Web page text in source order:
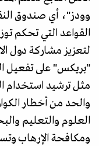
وودز"، أي صندوق
القواعد التي تحكم
لتعزيز مشاركة دول
"بريكس" على تفعيل
مثل ترشيد استخدام
والحد من أخطار
العلوم والتعليم
ومكافحة الإرهاب